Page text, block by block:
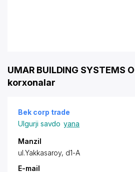
UMAR BUILDING SYSTEMS
korxonalar
Bek corp trade
Ulgurji savdo yana
Manzil
ul.Yakkasaroy, d1-A
E-mail